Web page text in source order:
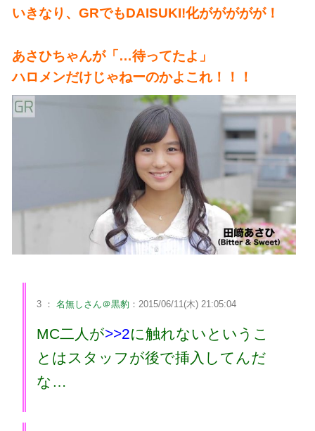
いきなり、GRでもDAISUKI!化ががががが！
あさひちゃんが「…待ってたよ」
ハロメンだけじゃねーのかよこれ！！！
3 ： 名無しさん＠黒豹 ：2015/06/11(木) 21:05:04
MC二人が>>2に触れないというこ
とはスタッフが後で挿入してんだ
な…